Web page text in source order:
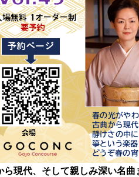
ら現代、そして親しみ深い名曲